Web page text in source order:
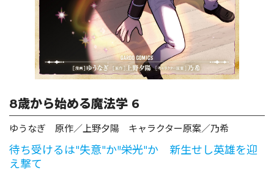
コミックガルド
コミッククリエ
8歳から始める魔法学 6
ゆうなぎ 原作／上野夕陽 キャラクター原案／乃希
待ち受けるは"失意"か――"栄光"か 新生せし英雄を迎
え撃て